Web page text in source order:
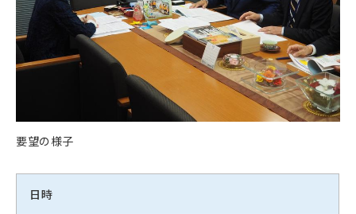
要望の様子
日時